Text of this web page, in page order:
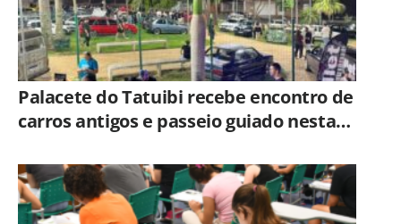
Palacete do Tatuibi recebe encontro de
carros antigos e passeio guiado nesta